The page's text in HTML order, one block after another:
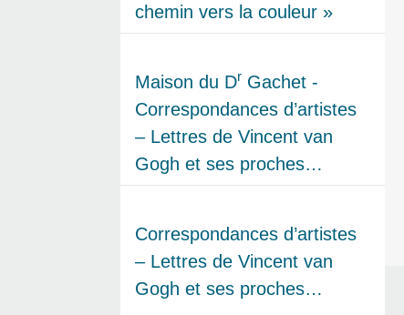
chemin vers la couleur »
Maison du Dr Gachet -
Correspondances d’artistes
– Lettres de Vincent van
Gogh et ses proches…
Correspondances d’artistes
– Lettres de Vincent van
Gogh et ses proches…